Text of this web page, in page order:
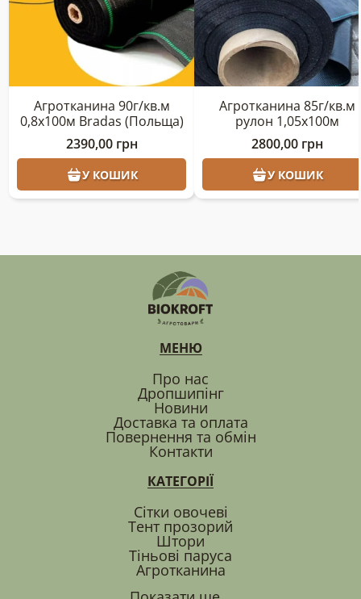
Агротканина 90г/кв.м
0,8х100м Bradas (Польща)
2390,00 грн
У КОШИК
Агротканина 85г/кв.м
рулон 1,05х100м
2800,00 грн
У КОШИК
МЕНЮ
Про нас
Дропшипінг
Новини
Доставка та оплата
Повернення та обмін
Контакти
КАТЕГОРІЇ
Сітки овочеві
Тент прозорий
Штори
Тіньові паруса
Агротканина